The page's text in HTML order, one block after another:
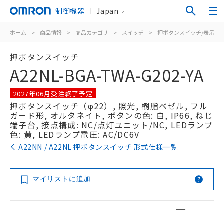
制御機器 Japan
ホーム > 商品情報 > 商品カテゴリ > スイッチ > 押ボタンスイッチ/表示灯
押ボタンスイッチ
A22NL-BGA-TWA-G202-YA
2027年06月受注終了予定
押ボタンスイッチ（φ22）, 照光, 樹脂ベゼル, フル
ガード形, オルタネイト, ボタンの色: 白, IP66, ねじ
端子台, 接点構成: NC/点灯ユニット/NC, LEDランプ
色: 黄, LEDランプ電圧: AC/DC6V
A22NN / A22NL 押ボタンスイッチ 形式仕様一覧
マイリストに追加